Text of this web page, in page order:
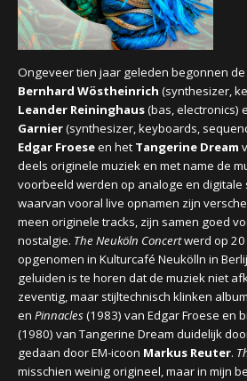
CONCERTBEZOEK
LINKS
Ongeveer tien jaar geleden begonnen
Bernhard Wöstheinrich (synthesizer,
Leander Reininghaus(bas, electronics)
Garnier(synthesizer, keyboards,
Edgar Froeseen het Tangerine Dream
deels originele muziek en met name de
voorbeeld werden op analoge en
waarvan vooral live opnamen zijn
meen originele tracks, zijn samen goed
nostalgie. The Neuköln Concertwerd op
opgenomen in Kulturcafé Neukölln in
geluiden is te horen dat de muziek niet
zeventig, maar stijltechnisch klinken
en Pinnacles(1983) van Edgar Froese en
(1980) van Tangerine Dream duidelijk
gedaan door EM-icoon Markus Reuter.
misschien weinig origineel, maar in mijn